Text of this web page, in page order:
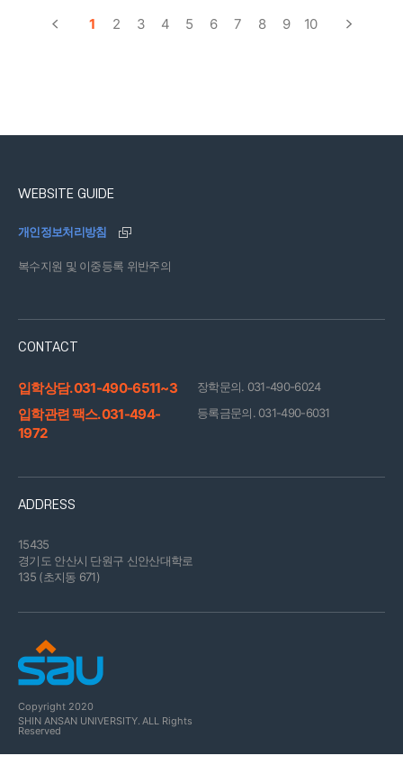
이전 1 2 3 4 5 6 7 8 9 10 다음
Copyright 2020
SHIN ANSAN UNIVERSITY. ALL Rights
Reserved
ADDRESS
15435
경기도 안산시 단원구 신안산대학로
135 (초지동 671)
CONTACT
입학상담. 031-490-6511~3 장학문의. 031-490-6024
입학관련 팩스. 031-494-
1972
등록금문의. 031-490-6031
WEBSITE GUIDE
개인정보처리방침
복수지원 및 이중등록 위반주의